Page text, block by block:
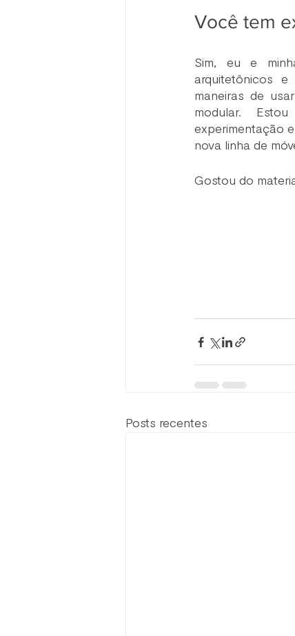
Você tem
Sim, eu e
arquitetônicos
maneiras de
modular.
experimentação
nova linha de
Gostou do
Posts recentes